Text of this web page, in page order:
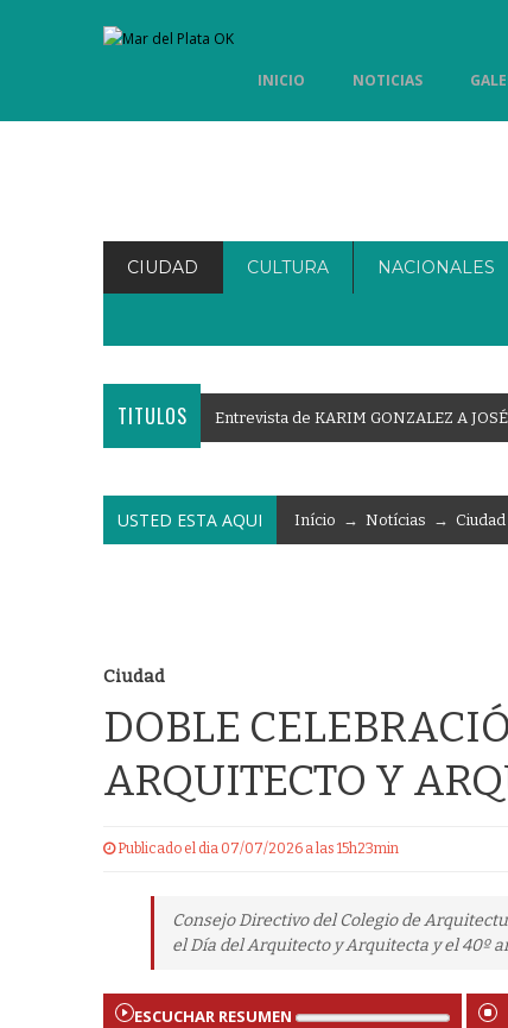
INICIO NOTICIAS
CIUDAD CULTURA NACIONALES
TITULOS Entrevista de KARIM GONZALEZ A JOSÉ
USTED ESTA AQUI Início → Notícias → Ciudad
Ciudad
DOBLE
ARQUITECTO Y
Publicado el dia 07/07/2026 a las 15h23min
Consejo Directivo del Colegio de
el Día del Arquitecto y Arquitecta y el 40º
ESCUCHAR RESUMEN